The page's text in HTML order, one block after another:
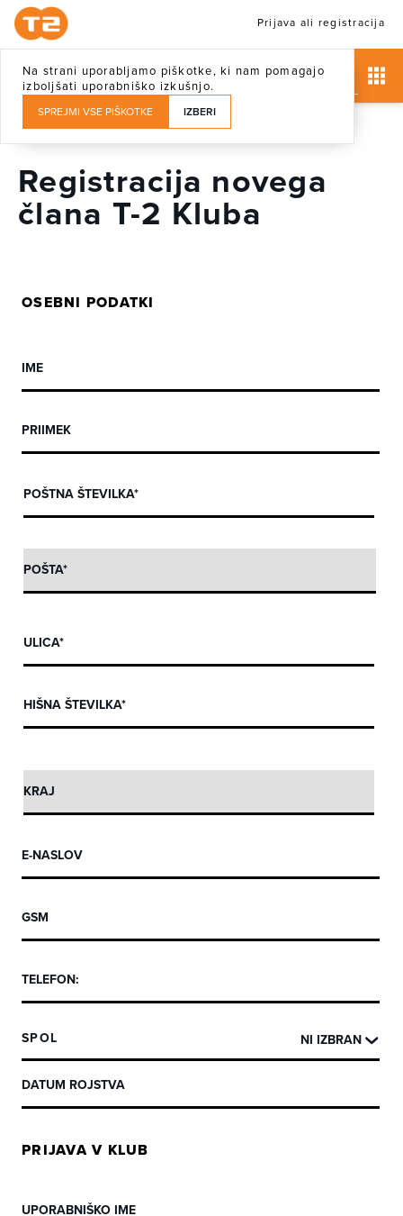
Na strani uporabljamo piškotke, ki nam pomagajo
izboljšati uporabniško izkušnjo.
SPREJMI VSE PIŠKOTKE IZBERI
Prijava ali registracija
Registracija novega
člana T-2 Kluba
OSEBNI PODATKI
SPOL
PRIJAVA V KLUB